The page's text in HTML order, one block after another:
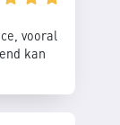
vooral
kan